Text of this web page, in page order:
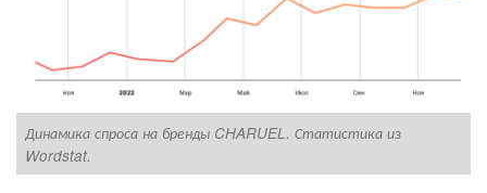
Динамика спроса на бренды CHARUEL. Статистика из
Wordstat.